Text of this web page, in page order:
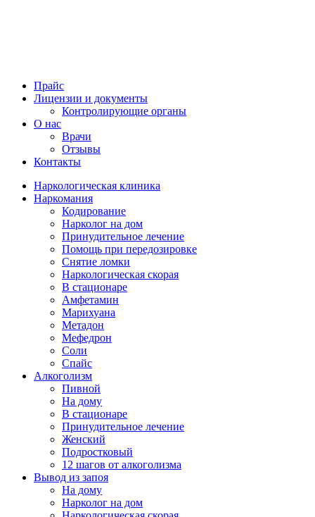
Прайс
Лицензии и документы
Контролирующие органы
О нас
Врачи
Отзывы
Контакты
Наркологическая клиника
Наркомания
Кодирование
Нарколог на дом
Принудительное лечение
Помощь при передозировке
Снятие ломки
Наркологическая скорая
В стационаре
Амфетамин
Марихуана
Метадон
Мефедрон
Соли
Спайс
Алкоголизм
Пивной
На дому
В стационаре
Принудительное лечение
Женский
Подростковый
12 шагов от алкоголизма
Вывод из запоя
На дому
Нарколог на дом